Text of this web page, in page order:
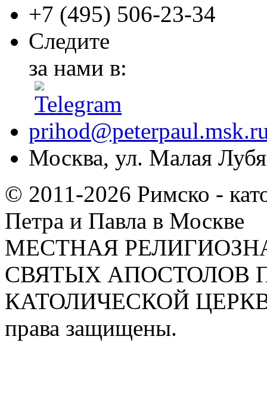
+7 (495) 506-23-34
Следите
за нами в:
Москва, ул. Малая
© 2011-2026 Римско -
Петра и Павла в Москве
МЕСТНАЯ
СВЯТЫХ АПОСТОЛОВ
КАТОЛИЧЕСКОЙ
права защищены.